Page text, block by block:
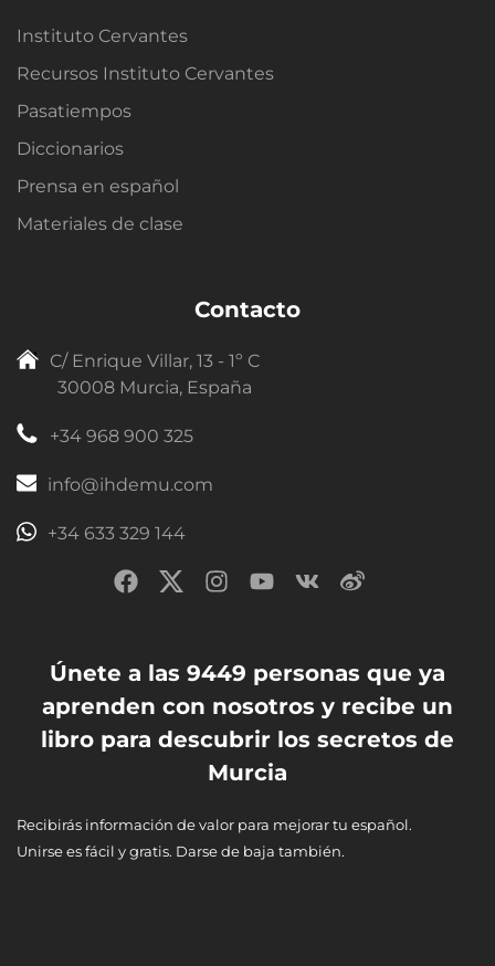
Instituto Cervantes
Recursos Instituto Cervantes
Pasatiempos
Diccionarios
Prensa en español
Materiales de clase
Contacto
C/ Enrique Villar, 13 - 1º C
30008 Murcia, España
+34 968 900 325
info@ihdemu.com
+34 633 329 144
Únete a las 9449 personas que ya
aprenden con nosotros y recibe un
libro para descubrir los secretos de
Murcia
Recibirás información de valor para mejorar tu español.
Unirse es fácil y gratis. Darse de baja también.